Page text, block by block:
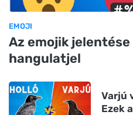
EMOJI
Az emojik
hangulatjel
Varjú
Ezek